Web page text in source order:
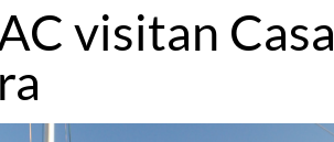
visitan Casa